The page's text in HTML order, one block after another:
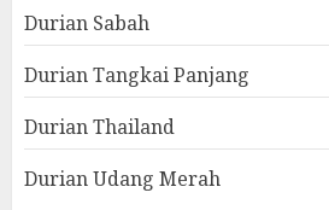
Durian Sabah
Durian Tangkai Panjang
Durian Thailand
Durian Udang Merah